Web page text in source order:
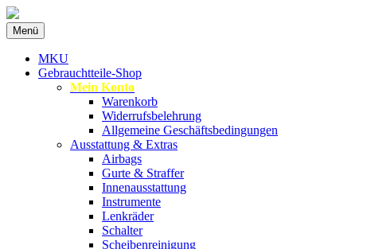
MKU Autoteile
Menü Zum
Inhalt
springen
MKU
Gebrauchtteile-Shop
Mein Konto
Warenkorb
Widerrufsbelehrung
Allgemeine Geschäftsbedingungen
Ausstattung & Extras
Airbags
Gurte & Straffer
Innenausstattung
Instrumente
Lenkräder
Schalter
Scheibenreinigung